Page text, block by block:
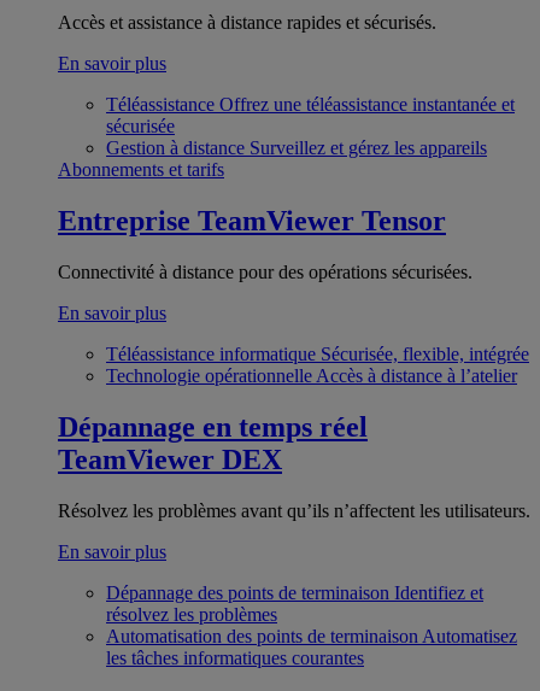
Accès et assistance à distance rapides et sécurisés.
En savoir plus
Téléassistance Offrez une téléassistance instantanée et
sécurisée
Gestion à distance Surveillez et gérez les appareils
Abonnements et tarifs
Entreprise TeamViewer Tensor
Connectivité à distance pour des opérations sécurisées.
En savoir plus
Téléassistance informatique Sécurisée, flexible, intégrée
Technologie opérationnelle Accès à distance à l’atelier
Dépannage en temps réel
TeamViewer DEX
Résolvez les problèmes avant qu’ils n’affectent les utilisateurs.
En savoir plus
Dépannage des points de terminaison Identifiez et
résolvez les problèmes
Automatisation des points de terminaison Automatisez
les tâches informatiques courantes